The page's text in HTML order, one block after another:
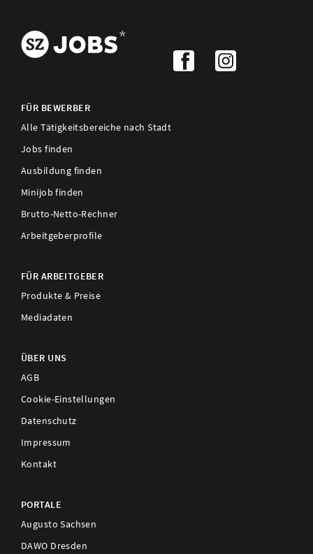
FÜR BEWERBER
Alle Tätigkeitsbereiche nach Stadt
Jobs finden
Ausbildung finden
Minijob finden
Brutto-Netto-Rechner
Arbeitgeberprofile
FÜR ARBEITGEBER
Produkte & Preise
Mediadaten
ÜBER UNS
AGB
Cookie-Einstellungen
Datenschutz
Impressum
Kontakt
PORTALE
Augusto Sachsen
DAWO Dresden